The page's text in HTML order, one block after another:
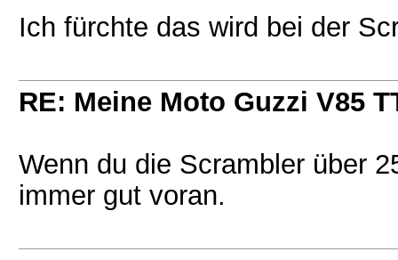
Ich fürchte das wird bei der
RE: Meine Moto Guzzi V85
Wenn du die Scrambler über
immer gut voran.